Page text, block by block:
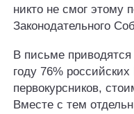
никто не смог этому
Законодательного
В письме
году 76%
первокурсников,
Вместе с тем